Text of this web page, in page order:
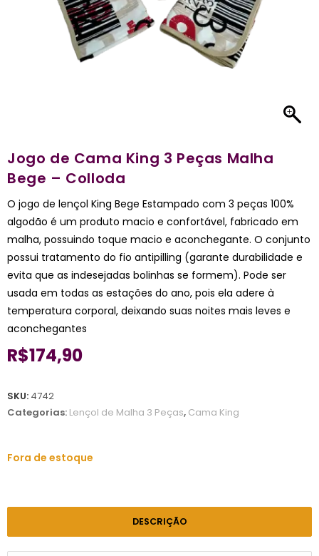
Jogo de Cama King 3 Peças Malha
Bege – Colloda
O jogo de lençol King Bege Estampado com 3 peças 100%
algodão é um produto macio e confortável, fabricado em
malha, possuindo toque macio e aconchegante. O conjunto
possui tratamento do fio antipilling (garante durabilidade e
evita que as indesejadas bolinhas se formem). Pode ser
usada em todas as estações do ano, pois ela adere à
temperatura corporal, deixando suas noites mais leves e
aconchegantes
R$174,90
SKU: 4742
Categorias: Lençol de Malha 3 Peças, Cama King
Fora de estoque
DESCRIÇÃO